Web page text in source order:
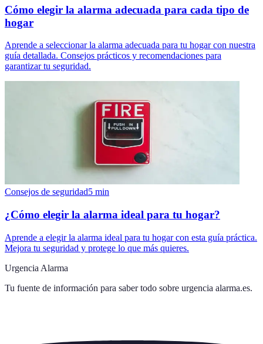
Cómo elegir la alarma adecuada para cada tipo de
hogar
Aprende a seleccionar la alarma adecuada para tu hogar con nuestra
guía detallada. Consejos prácticos y recomendaciones para
garantizar tu seguridad.
Consejos de seguridad5 min
¿Cómo elegir la alarma ideal para tu hogar?
Aprende a elegir la alarma ideal para tu hogar con esta guía práctica.
Mejora tu seguridad y protege lo que más quieres.
Urgencia Alarma
Tu fuente de información para saber todo sobre urgencia alarma.es.